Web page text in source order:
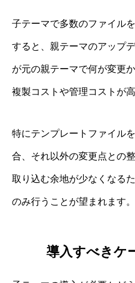
子テーマで多数のファイル
すると、親テーマのアップ
が元の親テーマで何が変更
複製コストや管理コストが
特にテンプレートファイル
合、それ以外の変更点との
取り込む余地が少なくなる
のみ行うことが望まれます。
導入すべきケ